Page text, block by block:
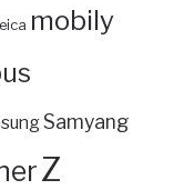
mobily
Samyang
Z